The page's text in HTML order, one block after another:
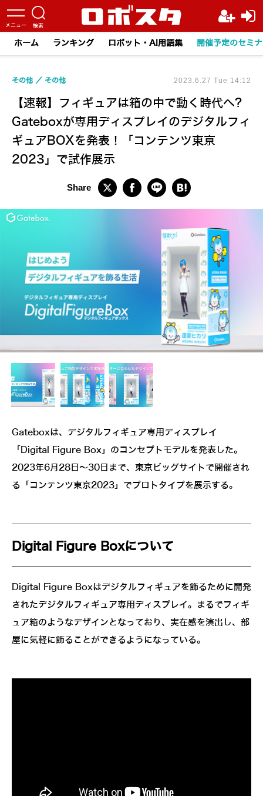
ホーム ランキング ロボット・AI用語集 開催予定のセミ
【速報】フィギュアは箱の中で動く時代へ?
Gateboxが専用ディスプレイのデジタルフィ
ギュアBOXを発表！「コンテンツ東京
2023」で試作展示
その他 その他 2023.6.27 Tue 14:12
Gateboxは、デジタルフィギュア専用ディスプレイ
「Digital Figure Box」のコンセプトモデルを発表した。
2023年6月28日～30日まで、東京ビッグサイトで開催され
る「コンテンツ東京2023」でプロトタイプを展示する。
Digital Figure Boxについて
Digital Figure Boxはデジタルフィギュアを飾るために開発
されたデジタルフィギュア専用ディスプレイ。まるでフィギ
ュア箱のようなデザインとなっており、実在感を演出し、部
屋に気軽に飾ることができるようになっている。